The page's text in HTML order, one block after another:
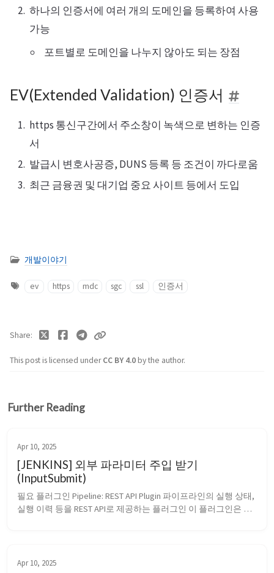
하나의 인증서에 여러 개의 도메인을 등록하여 사용
가능
포트별로 도메인을 나누지 않아도 되는 장점
EV(Extended Validation) 인증서
https 통신구간에서 주소창이 녹색으로 변하는 인증
서
발급시 변호사공증, DUNS 등록 등 조건이 까다로움
최근 금융권 및 대기업 중요 사이트 등에서 도입
개발이야기
ev https mdc sgc ssl 인증서
This post is licensed underCC BY 4.0by the author.
Share
Further Reading
Apr 10, 2025
[JENKINS] 외부 파라미터 주입 받기
(InputSubmit)
필요 플러그인 Pipeline: REST API Plugin 파이프라인의 실행 상태,
실행 이력 등을 REST API로 제공하는 플러그인 이 플러그인은
Apr 10, 2025